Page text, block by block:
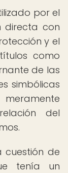
por el
directa con
y el
como
de las
simbólicas
del
cuestión de
tenía un